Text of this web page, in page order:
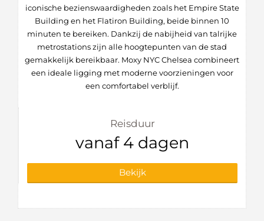
iconische bezienswaardigheden zoals het Empire State
Building en het Flatiron Building, beide binnen 10
minuten te bereiken. Dankzij de nabijheid van talrijke
metrostations zijn alle hoogtepunten van de stad
gemakkelijk bereikbaar. Moxy NYC Chelsea combineert
een ideale ligging met moderne voorzieningen voor
een comfortabel verblijf.
Reisduur
vanaf 4 dagen
Bekijk